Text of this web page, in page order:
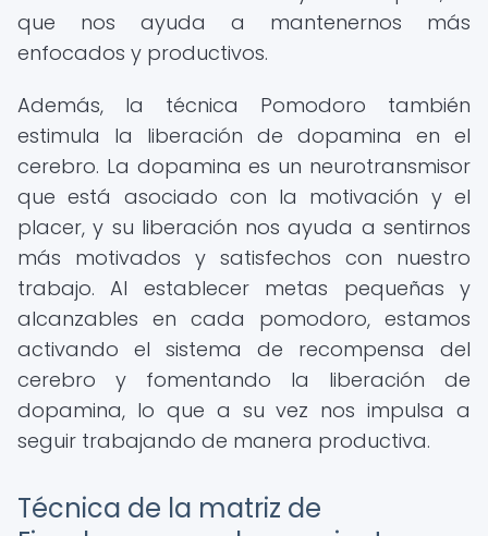
que nos ayuda a mantenernos más
enfocados y productivos.
Además, la técnica Pomodoro también
estimula la liberación de dopamina en el
cerebro. La dopamina es un neurotransmisor
que está asociado con la motivación y el
placer, y su liberación nos ayuda a sentirnos
más motivados y satisfechos con nuestro
trabajo. Al establecer metas pequeñas y
alcanzables en cada pomodoro, estamos
activando el sistema de recompensa del
cerebro y fomentando la liberación de
dopamina, lo que a su vez nos impulsa a
seguir trabajando de manera productiva.
Técnica de la matriz de